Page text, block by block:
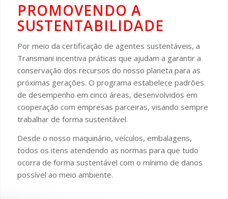
PROMOVENDO A
SUSTENTABILIDADE
Por meio da certificação de agentes sustentáveis, a
Transmani incentiva práticas que ajudam a garantir a
conservação dos recursos do nosso planeta para as
próximas gerações. O programa estabelece padrões
de desempenho em cinco áreas, desenvolvidos em
cooperação com empresas parceiras, visando sempre
trabalhar de forma sustentável.
Desde o nosso maquinário, veículos, embalagens,
todos os itens atendendo as normas para que tudo
ocorra de forma sustentável com o mínimo de danos
possível ao meio ambiente.